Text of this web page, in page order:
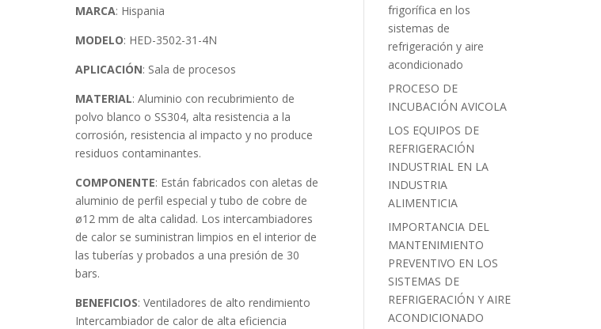
MARCA: Hispania
MODELO: HED-3502-31-4N
APLICACIÓN: Sala de procesos
MATERIAL: Aluminio con recubrimiento de
polvo blanco o SS304, alta resistencia a la
corrosión, resistencia al impacto y no produce
residuos contaminantes.
COMPONENTE: Están fabricados con aletas de
aluminio de perfil especial y tubo de cobre de
ø12 mm de alta calidad. Los intercambiadores
de calor se suministran limpios en el interior de
las tuberías y probados a una presión de 30
bars.
BENEFICIOS: Ventiladores de alto rendimiento
Intercambiador de calor de alta eficiencia
frigorífica en los
sistemas de
refrigeración y aire
acondicionado
PROCESO DE
INCUBACIÓN AVICOLA
LOS EQUIPOS DE
REFRIGERACIÓN
INDUSTRIAL EN LA
INDUSTRIA
ALIMENTICIA
IMPORTANCIA DEL
MANTENIMIENTO
PREVENTIVO EN LOS
SISTEMAS DE
REFRIGERACIÓN Y AIRE
ACONDICIONADO